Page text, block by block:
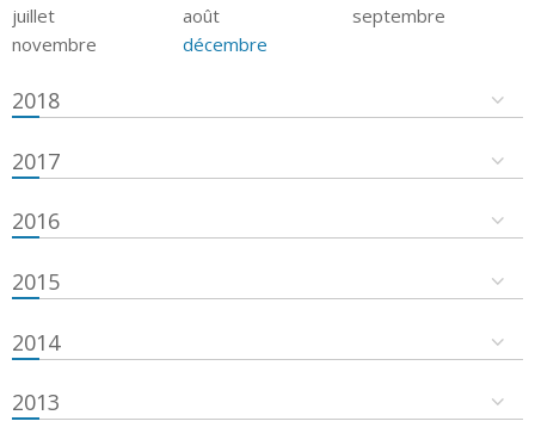
juillet
août
septembre
novembre
décembre
2018
2017
2016
2015
2014
2013